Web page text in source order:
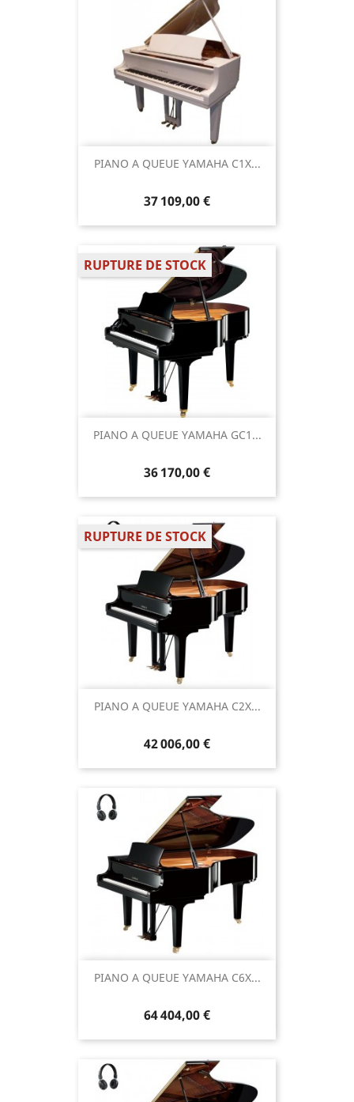
PIANO A QUEUE YAMAHA C1X...
37 109,00 €
PIANO A QUEUE YAMAHA GC1...
36 170,00 €
RUPTURE DE STOCK
PIANO A QUEUE YAMAHA C2X...
42 006,00 €
RUPTURE DE STOCK
PIANO A QUEUE YAMAHA C6X...
64 404,00 €